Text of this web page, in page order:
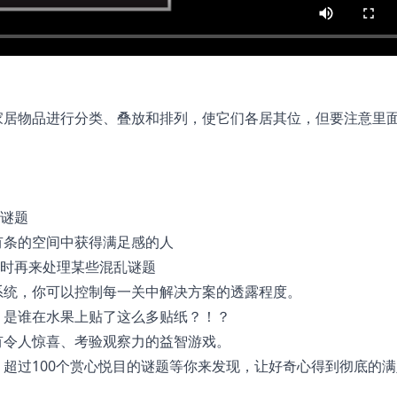
物品进行分类、叠放和排列，使它们各居其位，但要注意里
题
的空间中获得满足感的人
再来处理某些混乱谜题
，你可以控制每一关中解决方案的透露程度。
谁在水果上贴了这么多贴纸？！？
人惊喜、考验观察力的益智游戏。
过100个赏心悦目的谜题等你来发现，让好奇心得到彻底的满